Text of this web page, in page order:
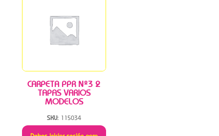
CARPETA PPR Nº3 2
TAPAS VARIOS
MODELOS
SKU: 115034